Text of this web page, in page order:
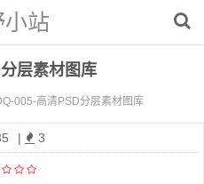
小站
层素材图库
005-高清PSD分层素材图库
| 3